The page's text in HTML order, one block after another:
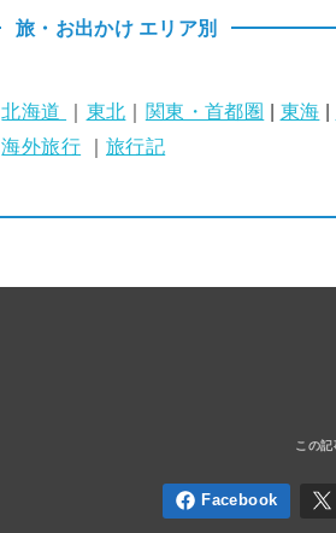
旅・お出かけ エリア別
北海道 ｜ 東北 ｜ 関東・首都圏 | 東海 |
海外旅行 ｜ 旅行記